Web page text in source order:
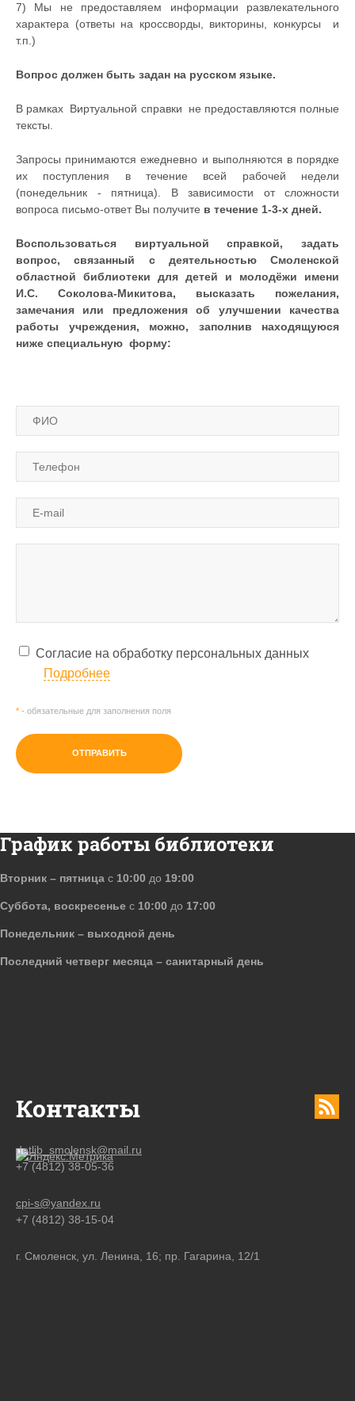
7) Мы не предоставляем информации развлекательного
характера (ответы на кроссворды, викторины, конкурсы и
т.п.)
Вопрос должен быть задан на русском языке.
В рамках Виртуальной справки не предоставляются полные
тексты.
Запросы принимаются ежедневно и выполняются в порядке
их поступления в течение всей рабочей недели
(понедельник - пятница). В зависимости от сложности
вопроса письмо-ответ Вы получите в течение 1-3-х дней.
Воспользоваться виртуальной справкой, задать
вопрос, связанный с деятельностью Смоленской
областной библиотеки для детей и молодёжи имени
И.С. Соколова-Микитова, высказать пожелания,
замечания или предложения об улучшении качества
работы учреждения, можно, заполнив находящуюся
ниже специальную форму:
Согласие на обработку персональных данных
Подробнее
* - обязательные для заполнения поля
ОТПРАВИТЬ
Контакты
detlib_smolensk@mail.ru
+7 (4812) 38-05-36
cpi-s@yandex.ru
+7 (4812) 38-15-04
г. Смоленск, ул. Ленина, 16; пр. Гагарина, 12/1
График работы библиотеки
Вторник – пятница с 10:00 до 19:00
Суббота, воскресенье с 10:00 до 17:00
Понедельник – выходной день
Последний четверг месяца – санитарный день